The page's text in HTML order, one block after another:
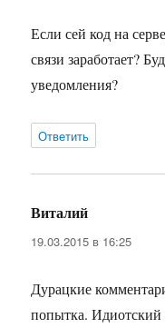
Если сей код на
связи заработает?
уведомления?
Ответить
Виталий
19.03.2015 в 16:25
Дурацкие
попытка. Идиотский